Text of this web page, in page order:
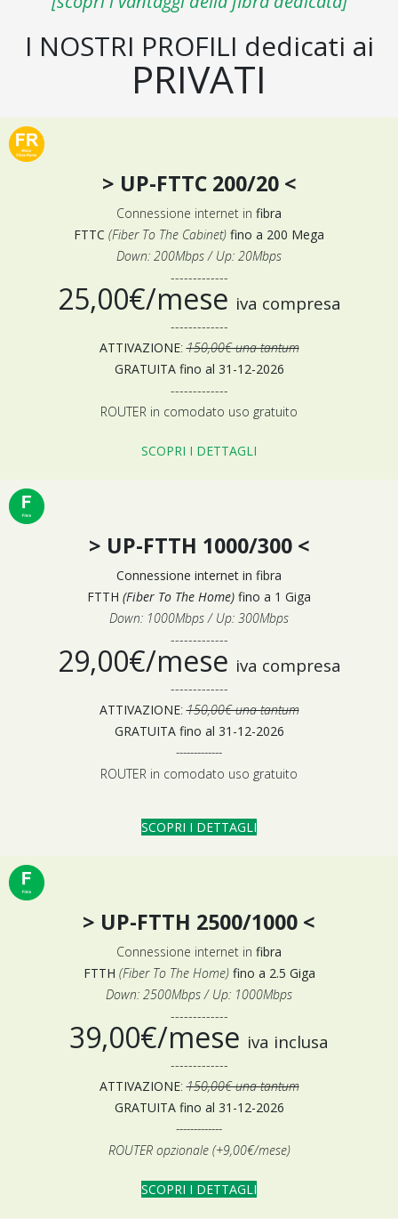
I NOSTRI PROFILI dedicati ai
PRIVATI
> UP-FTTC 200/20 <
Connessione internet in fibra
FTTC (Fiber To The Cabinet) fino a 200 Mega
Down: 200Mbps / Up: 20Mbps
-------------
25,00€/mese iva compresa
-------------
ATTIVAZIONE:150,00€ una tantum
GRATUITA fino al 31-12-2026
-------------
ROUTER in comodato uso gratuito
SCOPRI I DETTAGLI
> UP-FTTH 1000/300 <
Connessione internet in fibra
FTTH (Fiber To The Home) fino a 1 Giga
Down: 1000Mbps / Up: 300Mbps
-------------
29,00€/mese iva compresa
-------------
ATTIVAZIONE:150,00€ una tantum
GRATUITA fino al 31-12-2026
-------------
ROUTER in comodato uso gratuito
SCOPRI I DETTAGLI
> UP-FTTH 2500/1000 <
Connessione internet in fibra
FTTH (Fiber To The Home) fino a 2.5 Giga
Down: 2500Mbps / Up: 1000Mbps
-------------
39,00€/mese iva inclusa
-------------
ATTIVAZIONE:150,00€ una tantum
GRATUITA fino al 31-12-2026
-------------
ROUTER opzionale (+9,00€/mese)
SCOPRI I DETTAGLI